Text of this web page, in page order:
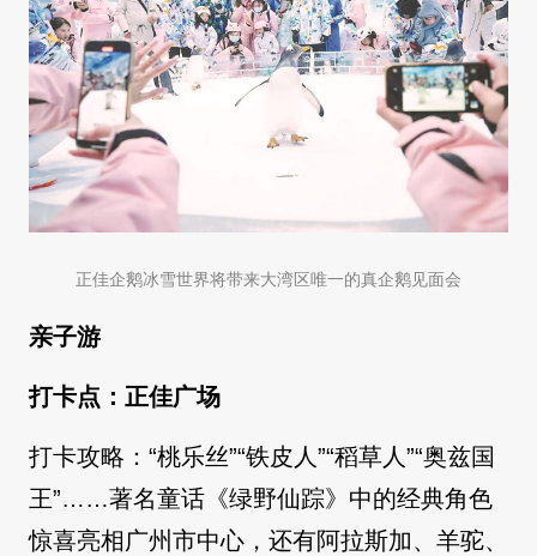
正佳企鹅冰雪世界将带来大湾区唯一的真企鹅见面会
亲子游
打卡点：正佳广场
打卡攻略：“桃乐丝”“铁皮人”“稻草人”“奥兹国
王”……著名童话《绿野仙踪》中的经典角色
惊喜亮相广州市中心，还有阿拉斯加、羊驼、